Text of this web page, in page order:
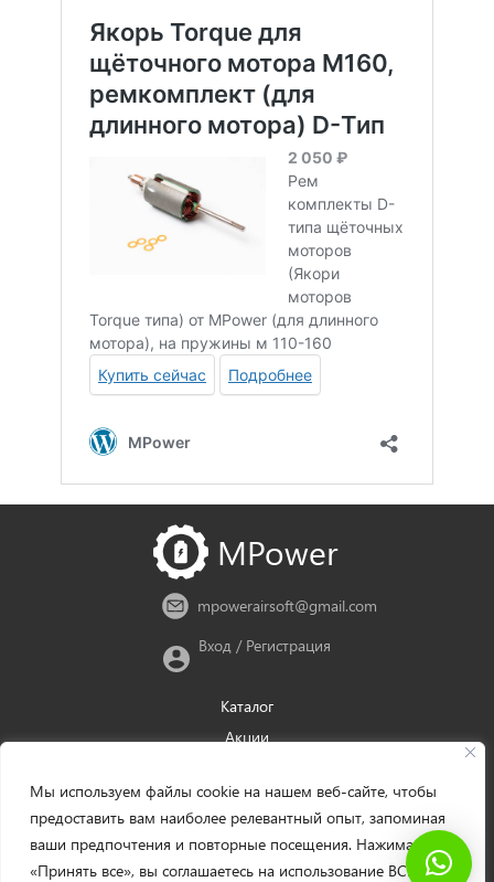
Мы используем файлы cookie на нашем веб-сайте, чтобы
предоставить вам наиболее релевантный опыт, запоминая
ваши предпочтения и повторные посещения. Нажимая
«Принять все», вы соглашаетесь на использование ВСЕХ
MPower
mpowerairsoft@gmail.com
Вход / Регистрация
Каталог
Акции
Доставка
Оплата
Политика возврата